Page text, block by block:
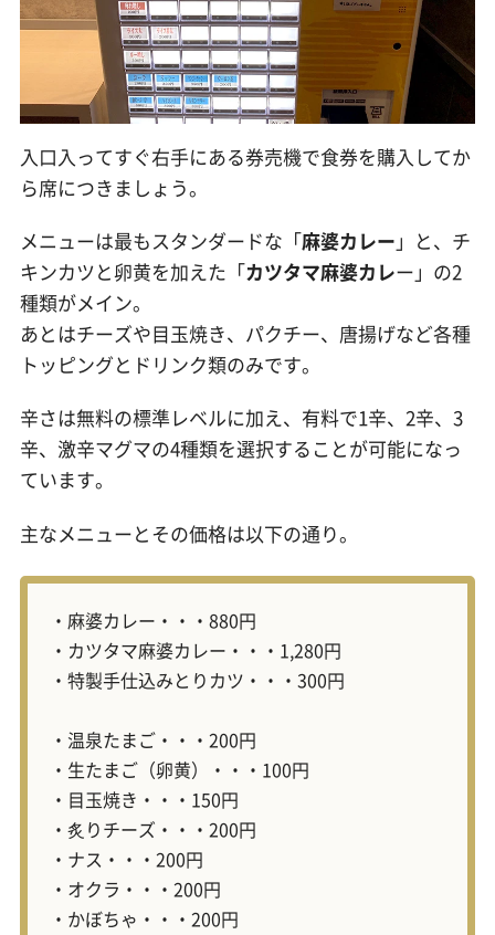
入口入ってすぐ右手にある券売機で食券を購入してか
ら席につきましょう。
メニューは最もスタンダードな「麻婆カレー 」と、チ
キンカツと卵黄を加えた「カツタマ麻婆カレー」の2
種類がメイン。
あとはチーズや目玉焼き、パクチー、唐揚げなど各種
トッピングとドリンク類のみです。
辛さは無料の標準レベルに加え、有料で1辛、2辛、3
辛、激辛マグマの4種類を選択することが可能になっ
ています。
主なメニューとその価格は以下の通り。
・麻婆カレー・・・880円
・カツタマ麻婆カレー・・・1,280円
・特製手仕込みとりカツ・・・300円
・温泉たまご・・・200円
・生たまご（卵黄）・・・100円
・目玉焼き・・・150円
・炙りチーズ・・・200円
・ナス・・・200円
・オクラ・・・200円
・かぼちゃ・・・200円